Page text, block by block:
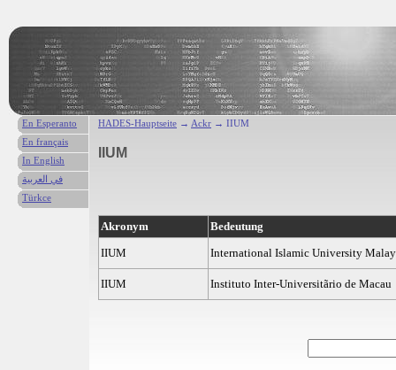
HADES-Hauptseite → Ackr → IIUM
IIUM
Akronym
Bedeutung
IIUM
International Islamic University
IIUM Instituto Inter-Universitãrio de Macau
En Esperanto
En français
In English
في العربية
Türkce